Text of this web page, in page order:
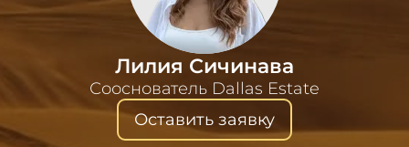
Лилия Сичинава
Сооснователь Dallas Estate
Оставить заявку